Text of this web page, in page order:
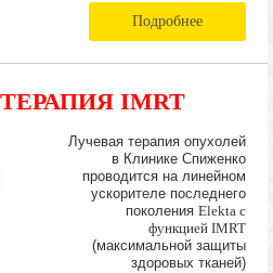
Подробнее
IMRT
Лучевая терапия опухолей
в Клинике Спиженко
проводится на линейном
ускорителе последнего
поколения Elekta с
функцией IMRT
(максимальной защиты
здоровых тканей)